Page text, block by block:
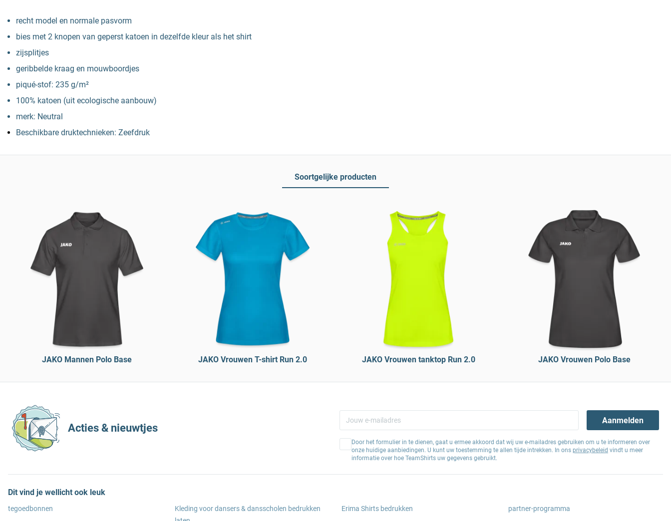
recht model en normale pasvorm
bies met 2 knopen van geperst katoen in dezelfde kleur als het shirt
zijsplitjes
geribbelde kraag en mouwboordjes
piqué-stof: 235 g/m²
100% katoen (uit ecologische aanbouw)
merk: Neutral
Beschikbare druktechnieken: Zeefdruk
Soortgelijke producten
JAKO Mannen Polo Base JAKO Vrouwen T-shirt Run 2.0 JAKO Vrouwen tanktop Run 2.0 JAKO Vrouwen Polo Base
Acties & nieuwtjes
Aanmelden
Door het formulier in te dienen, gaat u ermee akkoord dat wij uw e-mailadres gebruiken om u te informeren over
onze huidige aanbiedingen. U kunt uw toestemming te allen tijde intrekken. In ons privacybeleid vindt u meer
informatie over hoe TeamShirts uw gegevens gebruikt.
Dit vind je wellicht ook leuk
tegoedbonnen
Kleding voor dansers & dansscholen bedrukken
Erima Shirts bedrukken partner-programma